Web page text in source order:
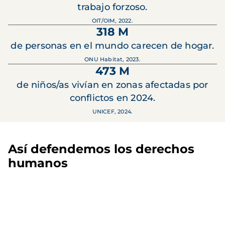
trabajo forzoso.
OIT/OIM, 2022.
318 M
de personas en el mundo carecen de hogar.
ONU Habitat, 2023.
473 M
de niños/as vivían en zonas afectadas por
conflictos en 2024.
UNICEF, 2024.
Así defendemos los derechos
humanos